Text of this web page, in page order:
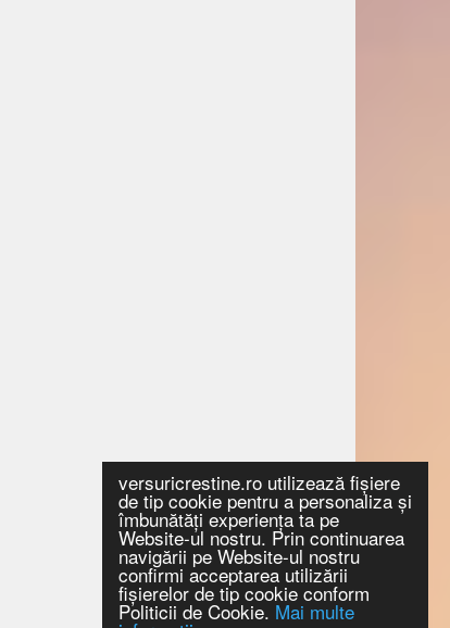
versuricrestine.ro utilizează fişiere
de tip cookie pentru a personaliza și
îmbunătăți experiența ta pe
Website-ul nostru. Prin continuarea
navigării pe Website-ul nostru
confirmi acceptarea utilizării
fişierelor de tip cookie conform
Politicii de Cookie. Mai multe